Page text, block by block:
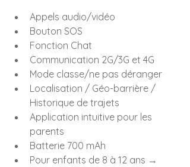
Appels audio/vidéo
Bouton SOS
Fonction Chat
Communication 2G/3G et 4G
Mode classe/ne pas déranger
Localisation / Géo-barrière /
Historique de trajets
Application intuitive pour les
parents
Batterie 700 mAh
Pour enfants de 8 à 12 ans →